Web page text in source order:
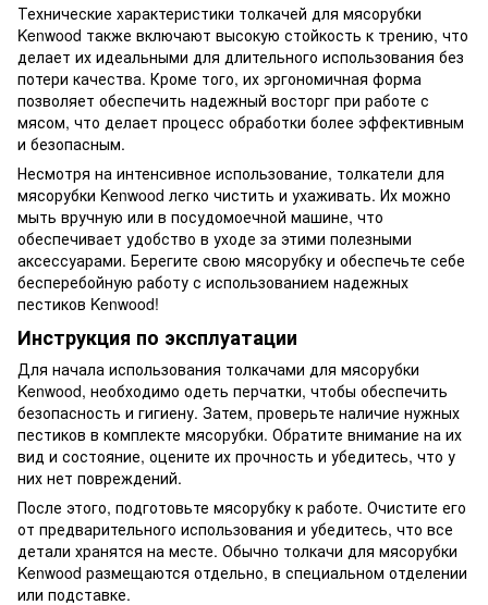
Технические характеристики толкачей для мясорубки
Kenwood также включают высокую стойкость к трению, что
делает их идеальными для длительного использования без
потери качества. Кроме того, их эргономичная форма
позволяет обеспечить надежный восторг при работе с
мясом, что делает процесс обработки более эффективным
и безопасным.
Несмотря на интенсивное использование, толкатели для
мясорубки Kenwood легко чистить и ухаживать. Их можно
мыть вручную или в посудомоечной машине, что
обеспечивает удобство в уходе за этими полезными
аксессуарами. Берегите свою мясорубку и обеспечьте себе
бесперебойную работу с использованием надежных
пестиков Kenwood!
Инструкция по эксплуатации
Для начала использования толкачами для мясорубки
Kenwood, необходимо одеть перчатки, чтобы обеспечить
безопасность и гигиену. Затем, проверьте наличие нужных
пестиков в комплекте мясорубки. Обратите внимание на их
вид и состояние, оцените их прочность и убедитесь, что у
них нет повреждений.
После этого, подготовьте мясорубку к работе. Очистите его
от предварительного использования и убедитесь, что все
детали хранятся на месте. Обычно толкачи для мясорубки
Kenwood размещаются отдельно, в специальном отделении
или подставке.